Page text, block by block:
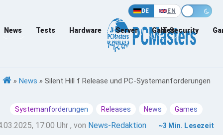
DE EN
News Tests Hardware Server Games
IT-Security
» News » Silent Hill f Release und PC-Systemanforderungen
Systemanforderungen Releases News Games
17:00 Uhr , von News-Redaktion ~3 Min. Lesezeit